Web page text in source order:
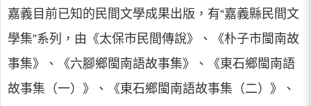
嘉義目前已知的民間文學成果出版，有“嘉義縣民間文
學集”系列，由《太保市民間傳說》、《朴子市閩南故
事集》、《六腳鄉閩南語故事集》、《東石鄉閩南語
故事集（一）》、《東石鄉閩南語故事集（二）》、